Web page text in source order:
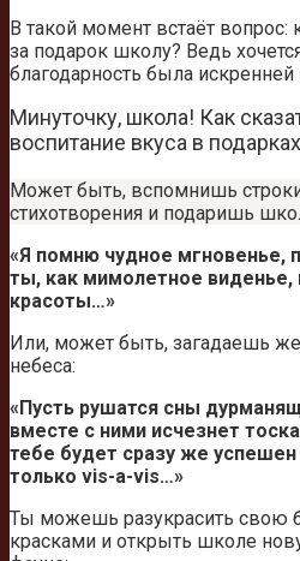
В такой момент встаёт вопрос:
за подарок школу? Ведь
благодарность была искренней
Минуточку, школа! Как
воспитание вкуса в
Может быть, вспомнишь
стихотворения и подаришь
«Я помню чудное мгновенье,
ты, как мимолетное виденье,
красоты…»
Или, может быть, загадаешь
небеса:
«Пусть рушатся сны
вместе с ними исчезнет
тебе будет сразу же успешен
только vis-а-vis…»
Ты можешь разукрасить свою
красками и открыть школе